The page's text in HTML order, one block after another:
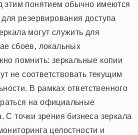
этим понятием обычно имеются
резервирования доступа
могут служить для
сбоев, локальных
помнить: зеркальные копии
не соответствовать текущим
В рамках ответственного
на официальные
точки зрения бизнеса зеркала
целостности и